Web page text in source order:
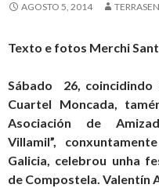
AGOSTO 5, 2014
Texto e fotos Merchi
Sábado 26,
Cuartel Moncada,
Asociación de
Villamil”,
Galicia, celebrou unha
de Compostela. Valentín